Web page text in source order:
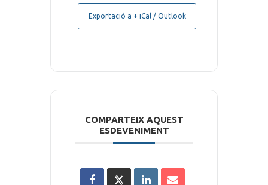
Exportació a + iCal / Outlook
COMPARTEIX AQUEST
ESDEVENIMENT